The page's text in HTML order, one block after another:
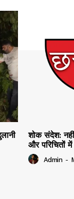
शोक संदेश: नहीं
और परिचितों
Admin -